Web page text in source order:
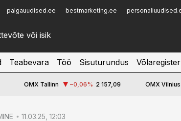
palgauudised.ee bestmarketing.ee
Infopank
Teabevara Töö Sisuturundus Võlaregister
OMX Tallinn −0,06% 2 157,09 OMX Vilnius
11.03.25, 12:03